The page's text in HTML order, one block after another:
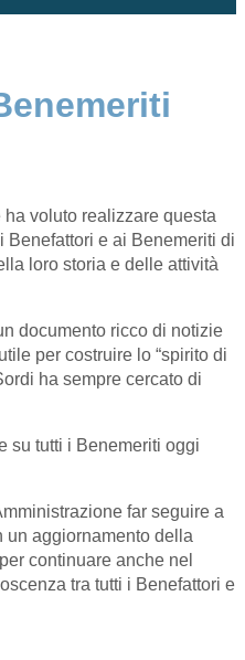
ha voluto realizzare questa
e ai Benemeriti di
loro storia e delle attività
documento ricco di notizie
per costruire lo “spirito di
ha sempre cercato di
su tutti i Benemeriti oggi
far seguire a
un aggiornamento della
continuare anche nel
tra tutti i Benefattori e